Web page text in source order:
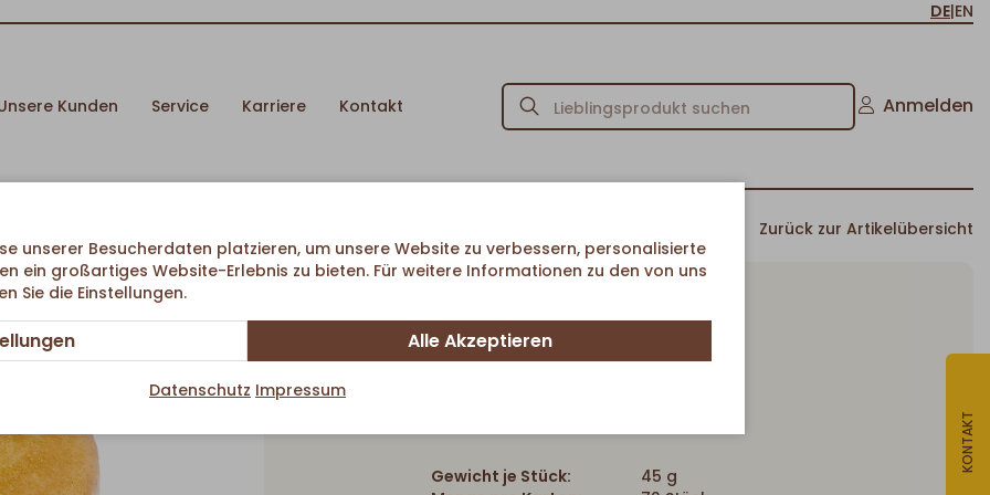
DE|EN
Kunden Service Karriere Kontakt Anmelden
Zurück zur Artikelübersicht
Donut Natur
Gewicht je Stück:
45 g
KONTAKT
unserer Besucherdaten platzieren, um unsere Website zu verbessern, personalisierte
ein großartiges Website-Erlebnis zu bieten. Für weitere Informationen zu den von uns
Sie die Einstellungen.
Alle Akzeptieren
Datenschutz Impressum